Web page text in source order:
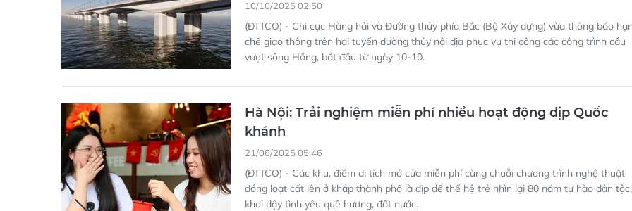
Hà Nội: Trải nghiệm miễn phí nhiều hoạt động dịp Quốc
21/08/2025 05:46
(ĐTTCO) - Các khu, điểm di tích mở cửa miễn phí cùng chuỗi chương trình nghệ thuật
đồng loạt cất lên ở khắp thành phố là dịp để thế hệ trẻ nhìn lại 80 năm tự hào dân tộc,